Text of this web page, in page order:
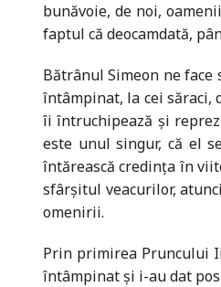
bunăvoie, de noi,
faptul că deocamdată,
Bătrânul Simeon ne
întâmpinat, la cei săraci,
îi întruchipează și
este unul singur, că el
întărească credința în
sfârșitul veacurilor,
omenirii.
Prin primirea Pruncului
întâmpinat și i-au dat